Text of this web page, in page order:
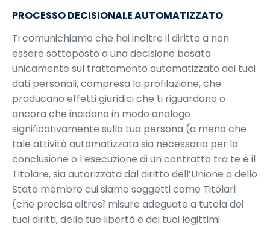
PROCESSO DECISIONALE AUTOMATIZZATO
Ti comunichiamo che hai inoltre il diritto a non
essere sottoposto a una decisione basata
unicamente sul trattamento automatizzato dei tuoi
dati personali, compresa la profilazione, che
producano effetti giuridici che ti riguardano o
ancora che incidano in modo analogo
significativamente sulla tua persona (a meno che
tale attività automatizzata sia necessaria per la
conclusione o l’esecuzione di un contratto tra te e il
Titolare, sia autorizzata dal diritto dell’Unione o dello
Stato membro cui siamo soggetti come Titolari
(che precisa altresì misure adeguate a tutela dei
tuoi diritti, delle tue libertà e dei tuoi legittimi